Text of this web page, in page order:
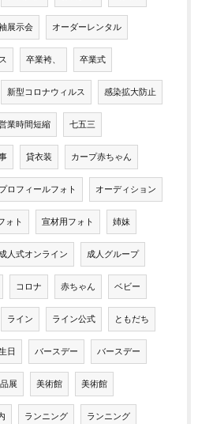
展示会 オーダーレンタル
卒業袴、 卒業式
新型コロナウィルス 感染拡大防止
業時間短縮 七五三
貸衣装 カープ赤ちゃん
プロフィールフォト オーディション
ォト 宣材用フォト 姉妹
成人式オンライン 成人グループ
コロナ 赤ちゃん ベビー
ライン ライン公式 ともだち
日 バースデー バースデー
展 美術館 美術館
ランニング ランニング